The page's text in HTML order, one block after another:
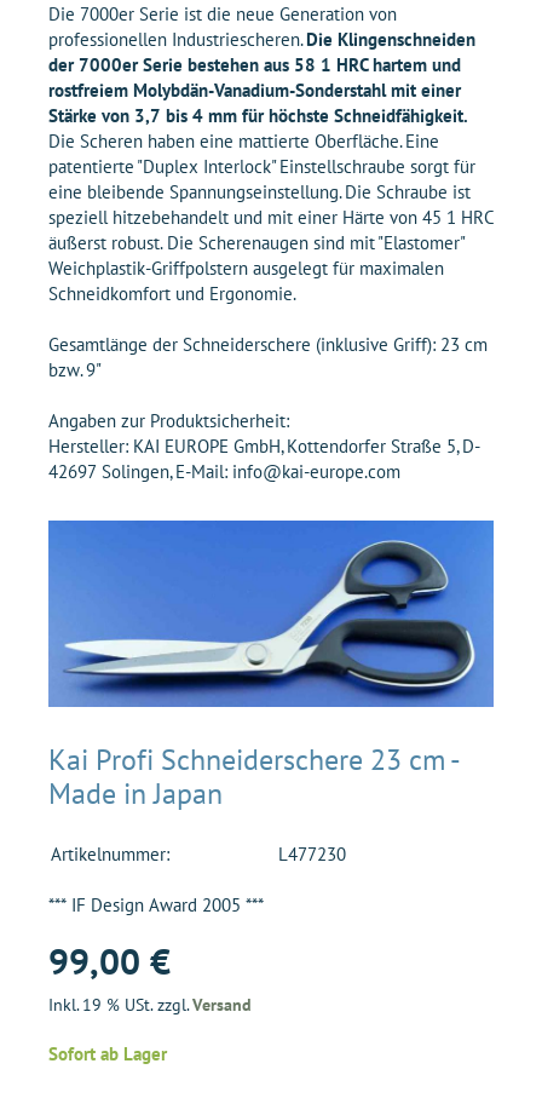
Die 7000er Serie ist die neue Generation von
professionellen Industriescheren.Die Klingenschneiden
der 7000er Serie bestehen aus 58 1 HRC hartem und
rostfreiem Molybdän-Vanadium-Sonderstahl mit einer
Stärke von 3,7 bis 4 mm für höchste Schneidfähigkeit.
Die Scheren haben eine mattierte Oberfläche. Eine
patentierte "Duplex Interlock" Einstellschraube sorgt für
eine bleibende Spannungseinstellung. Die Schraube ist
speziell hitzebehandelt und mit einer Härte von 45 1 HRC
äußerst robust. Die Scherenaugen sind mit "Elastomer"
Weichplastik-Griffpolstern ausgelegt für maximalen
Schneidkomfort und Ergonomie.
Gesamtlänge der Schneiderschere (inklusive Griff): 23 cm
bzw. 9"
Angaben zur Produktsicherheit:
Hersteller: KAI EUROPE GmbH, Kottendorfer Straße 5, D-
42697 Solingen, E-Mail: info@kai-europe.com
Kai Profi Schneiderschere 23 cm -
Made in Japan
Artikelnummer: L477230
*** IF Design Award 2005 ***
99,00 €
Inkl. 19 % USt. zzgl.Versand
Sofort ab Lager